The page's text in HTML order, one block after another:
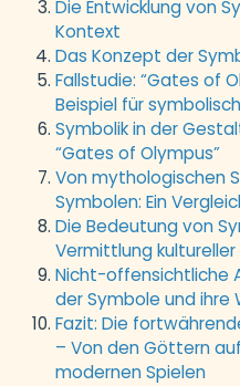
Die Entwicklung von
Kontext
Das Konzept der
Fallstudie: “Gates of
Beispiel für
Symbolik in der
“Gates of Olympus”
Von mythologischen
Symbolen: Ein
Die Bedeutung von
Vermittlung
Nicht-offensichtliche
der Symbole und ihre
Fazit: Die
– Von den Göttern
modernen Spielen